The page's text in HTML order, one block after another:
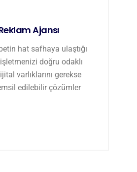
Ajansı
hat safhaya ulaştığı
doğru odaklı
varlıklarını gerekse
edilebilir çözümler